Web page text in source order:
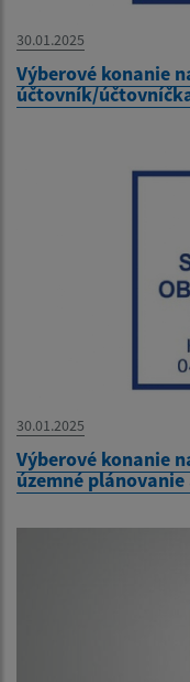
30.01.2025
Výberové konanie
účtovník/
30.01.2025
Výberové konanie
územné